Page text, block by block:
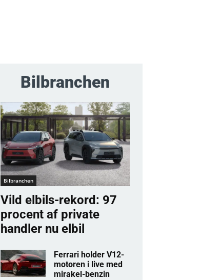
Bilbranchen
Bilbranchen
Vild elbils-rekord: 97
procent af private
handler nu elbil
Ferrari holder V12-
motoren i live med
mirakel-benzin